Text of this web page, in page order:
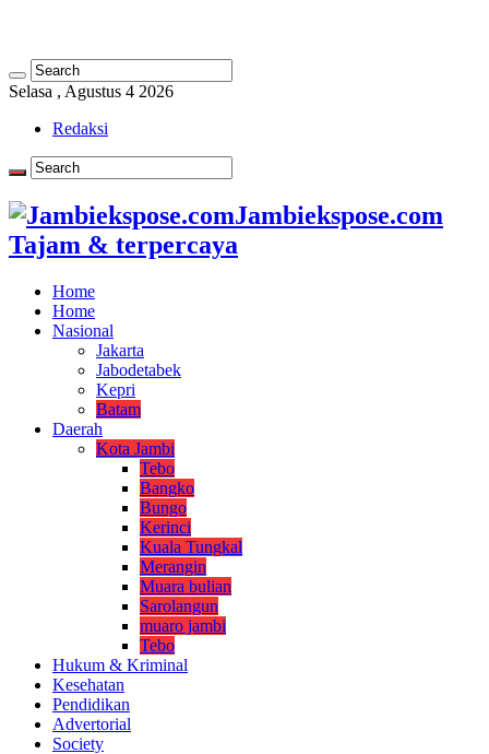
Selasa , Agustus 4 2026
Redaksi
Jambiekspose.com
Tajam & terpercaya
Home
Home
Nasional
Jakarta
Jabodetabek
Kepri
Batam
Daerah
Kota Jambi
Tebo
Bangko
Bungo
Kerinci
Kuala Tungkal
Merangin
Muara bulian
Sarolangun
muaro jambi
Tebo
Hukum & Kriminal
Kesehatan
Pendidikan
Advertorial
Society